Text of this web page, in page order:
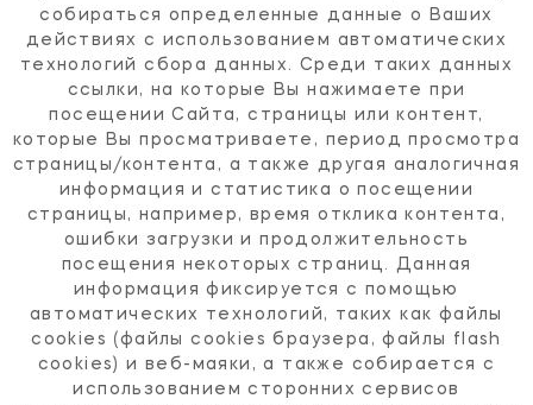
собираться определенные данные о Ваших
действиях с использованием автоматических
технологий сбора данных. Среди таких данных
ссылки, на которые Вы нажимаете при
посещении Сайта, страницы или контент,
которые Вы просматриваете, период просмотра
страницы/контента, а также другая аналогичная
информация и статистика о посещении
страницы, например, время отклика контента,
ошибки загрузки и продолжительность
посещения некоторых страниц. Данная
информация фиксируется с помощью
автоматических технологий, таких как файлы
cookies (файлы cookies браузера, файлы flash
cookies) и веб-маяки, а также собирается с
использованием сторонних сервисов